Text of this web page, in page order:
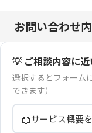
お問い合わせ
💡 ご相談内容に
選択するとフォーム
できます）
📖サービス概要